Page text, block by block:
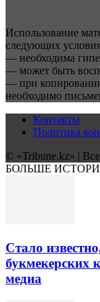
Использование
следующих
— необходима
— может быть
— при
необходимо
Контакты
Политика
© «Tribune.kz» |
БОЛЬШЕ
Стало
букмекерских
медиа